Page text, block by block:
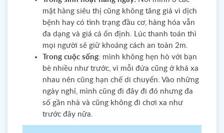
mặt hàng siêu thị cũng không tăng giá vì dịch
bệnh hay có tình trạng đầu cơ, hàng hóa vẫn
đa dạng và giá cả ổn định. Lúc thanh toán thì
mọi người sẽ giữ khoảng cách an toàn 2m.
Trong cuộc sống: mình không hẹn hò với bạn
bè nhiều như trước, vì mỗi đứa cũng ở khá xa
nhau nên cũng hạn chế di chuyển. Vào những
ngày nghỉ, mình cũng đi đây đi đó nhưng đa
số gần nhà và cũng không đi chơi xa như
trước đây nữa.